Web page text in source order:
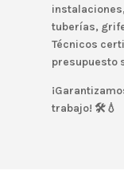
tuberías,
Técnicos
presupuesto
trabajo! 🛠️💧